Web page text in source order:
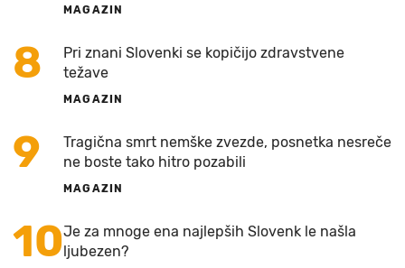
MAGAZIN
8
Pri znani Slovenki se kopičijo zdravstvene
težave
MAGAZIN
9
Tragična smrt nemške zvezde, posnetka nesreče
ne boste tako hitro pozabili
MAGAZIN
10Je za mnoge ena najlepših Slovenk le našla
ljubezen?